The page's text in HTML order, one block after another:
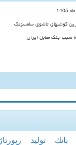
گوشیهای تاشوی سامسونگ
جنگ مقابل ایران
بانك تولید رپورتاژ